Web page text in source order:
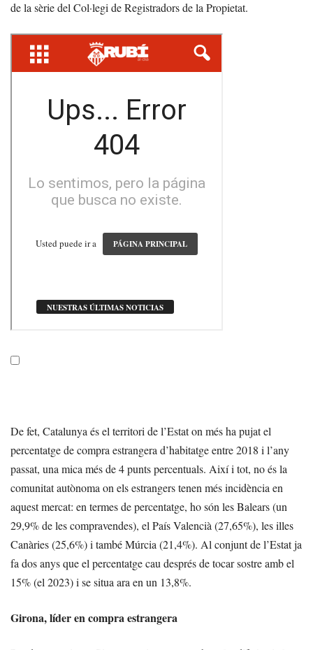
de la sèrie del Col·legi de Registradors de la Propietat.
De fet, Catalunya és el territori de l’Estat on més ha pujat el
percentatge de compra estrangera d’habitatge entre 2018 i l’any
passat, una mica més de 4 punts percentuals. Així i tot, no és la
comunitat autònoma on els estrangers tenen més incidència en
aquest mercat: en termes de percentatge, ho són les Balears (un
29,9% de les compravendes), el País Valencià (27,65%), les illes
Canàries (25,6%) i també Múrcia (21,4%). Al conjunt de l’Estat ja
fa dos anys que el percentatge cau després de tocar sostre amb el
15% (el 2023) i se situa ara en un 13,8%.
Girona, líder en compra estrangera